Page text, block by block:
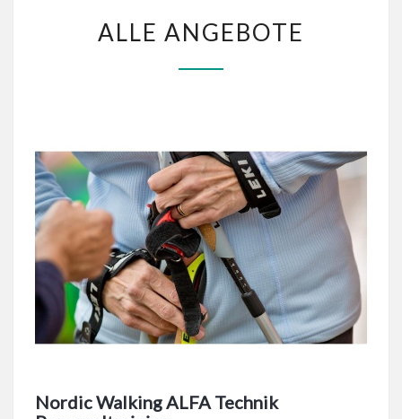
ANGEBOTE
ALLE ANGEBOTE
Nordic Walking ALFA Technik